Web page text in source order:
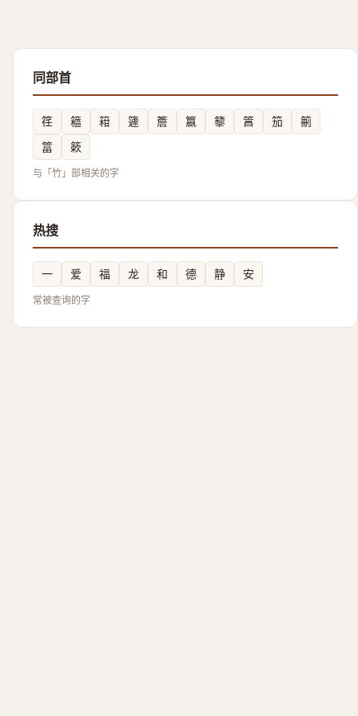
同部首
䇮 䉩 䈤 籧 簷 籝 䉫 䈞 笳
䈀
䈏
簌
与「竹」部相关的字
热搜
一 爱 福 龙 和 德 静 安
常被查询的字